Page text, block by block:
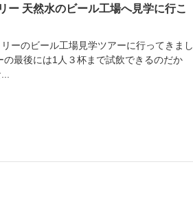
ー 天然水のビール工場へ見学に行こ
ーのビール工場見学ツアーに行ってきまし
最後には1人３杯まで試飲できるのだか